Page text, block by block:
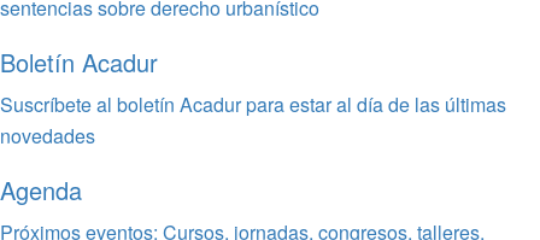
sentencias sobre derecho urbanístico
Boletín Acadur
Suscríbete al boletín Acadur para estar al día de las últimas
novedades
Agenda
Próximos eventos: Cursos, jornadas, congresos, talleres,